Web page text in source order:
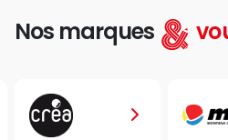
Nos marques